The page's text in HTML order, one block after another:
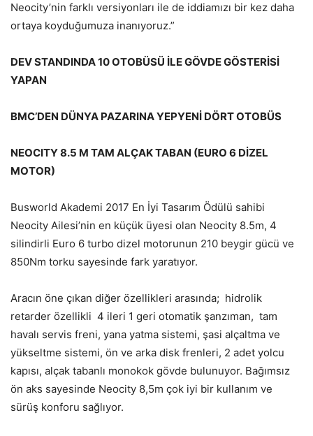
Neocity’nin farklı versiyonları ile de iddiamızı bir kez daha
ortaya koyduğumuza inanıyoruz.”
DEV STANDINDA 10 OTOBÜSÜ İLE GÖVDE GÖSTERİSİ
YAPAN
BMC’DEN DÜNYA PAZARINA YEPYENİ DÖRT OTOBÜS
NEOCITY 8.5 M TAM ALÇAK TABAN (EURO 6 DİZEL
MOTOR)
Busworld Akademi 2017 En İyi Tasarım Ödülü sahibi
Neocity Ailesi’nin en küçük üyesi olan Neocity 8.5m, 4
silindirli Euro 6 turbo dizel motorunun 210 beygir gücü ve
850Nm torku sayesinde fark yaratıyor.
Aracın öne çıkan diğer özellikleri arasında; hidrolik
retarder özellikli 4 ileri 1 geri otomatik şanzıman, tam
havalı servis freni, yana yatma sistemi, şasi alçaltma ve
yükseltme sistemi, ön ve arka disk frenleri, 2 adet yolcu
kapısı, alçak tabanlı monokok gövde bulunuyor. Bağımsız
ön aks sayesinde Neocity 8,5m çok iyi bir kullanım ve
sürüş konforu sağlıyor.